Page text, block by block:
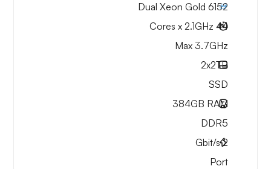
Dual Xeon Gold 6152
44 Cores x 2.1GHz
Max 3.7GHz
2x2TB
SSD
384GB RAM
DDR5
2
Gbit/s
Port